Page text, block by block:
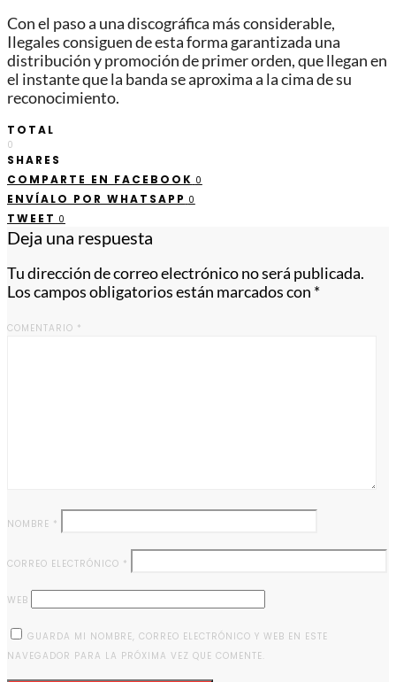
Con el paso a una discográfica más considerable,
Ilegales consiguen de esta forma garantizada una
distribución y promoción de primer orden, que llegan en
el instante que la banda se aproxima a la cima de su
reconocimiento.
TOTAL
0
SHARES
COMPARTE EN FACEBOOK 0
ENVÍALO POR WHATSAPP 0
TWEET 0
Deja una respuesta
Tu dirección de correo electrónico no será publicada.
Los campos obligatorios están marcados con *
COMENTARIO *
NOMBRE *
CORREO ELECTRÓNICO *
WEB
GUARDA MI NOMBRE, CORREO ELECTRÓNICO Y WEB EN ESTE
NAVEGADOR PARA LA PRÓXIMA VEZ QUE COMENTE.